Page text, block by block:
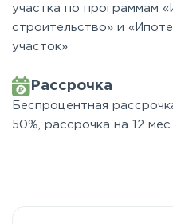
участка по программам
строительство» и
участок»
Рассрочка
Беспроцентная
50%, рассрочка на 12